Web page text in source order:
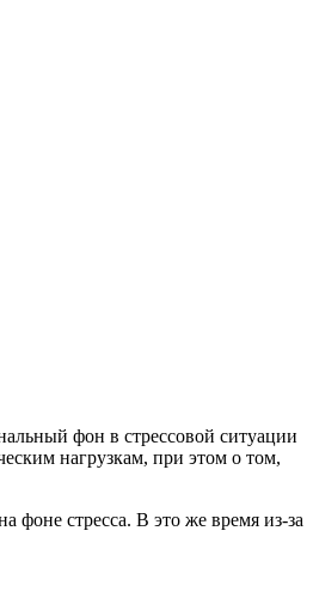
фон в стрессовой ситуации
нагрузкам, при этом о том,
фоне стресса. В это же время из-за